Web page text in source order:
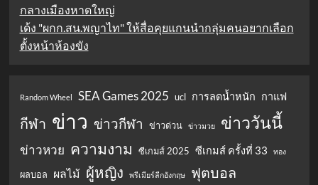
กลางเมืองหาดใหญ่
เด้ง "ผกก.สน.พญาไท" ให้สื่อคุยแกนนำกลุ่มคนอยากเลือก
ตั้งหน้าห้องขัง
Random Wheel SEA Games 2025 ucl การลดน้ำหนัก กาแฟ
กีฬา ข่าว ข่าวกีฬา ข่าวด่วน ข่าวมวย ข่าววันนี้
ข่าวหวย ความงาม ซีเกมส์ 2025 ซีเกมส์ ครั้งที่ 33 ทอง
ผลบอล ผลไม้ ผู้หญิง พรีเมียร์ลีกอังกฤษ ฟุตบอล